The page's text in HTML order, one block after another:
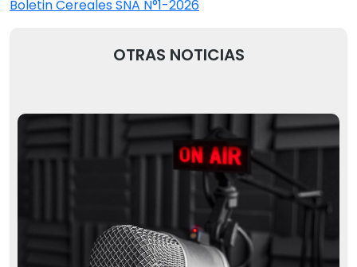
Boletin Cereales SNA N°1-2026
OTRAS NOTICIAS